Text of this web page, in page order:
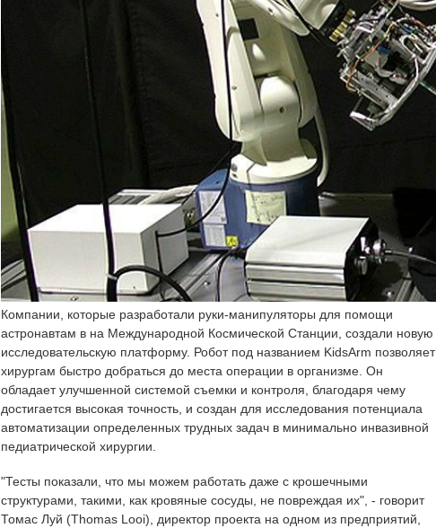
Компании, которые разработали руки-манипуляторы для помощи
астронавтам в на Международной Космической Станции, создали новую
исследовательскую платформу. Робот под названием KidsArm позволяет
хирургам быстро добраться до места операции в организме. Он
обладает улучшенной системой съемки и контроля, благодаря чему
достигается высокая точность, и создан для исследования потенциала
автоматизации определенных трудных задач в минимально инвазивной
педиатрической хирургии.
"Тесты показали, что мы можем работать даже с крошечными
структурами, такими, как кровяные сосуды, не повреждая их", - говорит
Томас Луй (Thomas Looi), директор проекта на одном из предприятий,